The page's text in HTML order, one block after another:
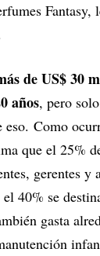
Fantasy,
de US$ 30
años, pero
eso. Como
que el 25%
gerentes y
40% se
gasta